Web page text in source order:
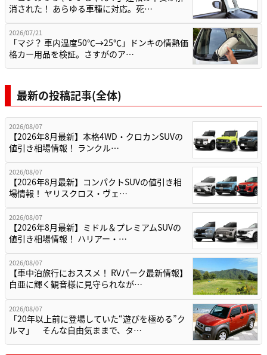
消された！ あらゆる車種に対応。死…
2026/07/21
「マジ？ 車内温度50℃→25℃」ドンキの情熱価
格カー用品を検証。さすがのア…
最新の投稿記事(全体)
2026/08/07
【2026年8月最新】本格4WD・クロカンSUVの
値引き相場情報！ ランクル…
2026/08/07
【2026年8月最新】コンパクトSUVの値引き相
場情報！ ヤリスクロス・ヴェ…
2026/08/07
【2026年8月最新】ミドル＆プレミアムSUVの
値引き相場情報！ ハリアー・…
2026/08/07
【車中泊旅行におススメ！ RVパーク最新情報】
白亜に輝く観音様に見守られなが…
2026/08/07
「20年以上前に登場していた“遊びを極める”ク
ルマ」 そんな自由気ままで、タ…